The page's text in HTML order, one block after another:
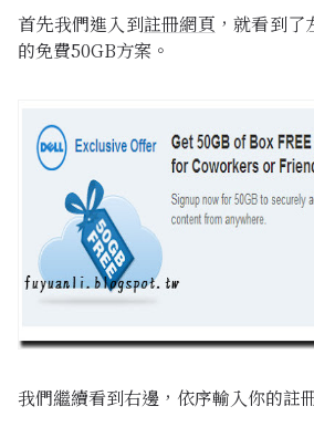
首先我們進入到註冊網頁 ，就看到
的免費50GB方案。
我們繼續看到右邊，依序輸入你的註